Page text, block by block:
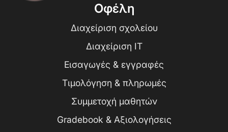
Οφέλη
Διαχείριση σχολείου
Διαχείριση IT
Εισαγωγές & εγγραφές
Τιμολόγηση & πληρωμές
Συμμετοχή μαθητών
Gradebook & Αξιολογήσεις